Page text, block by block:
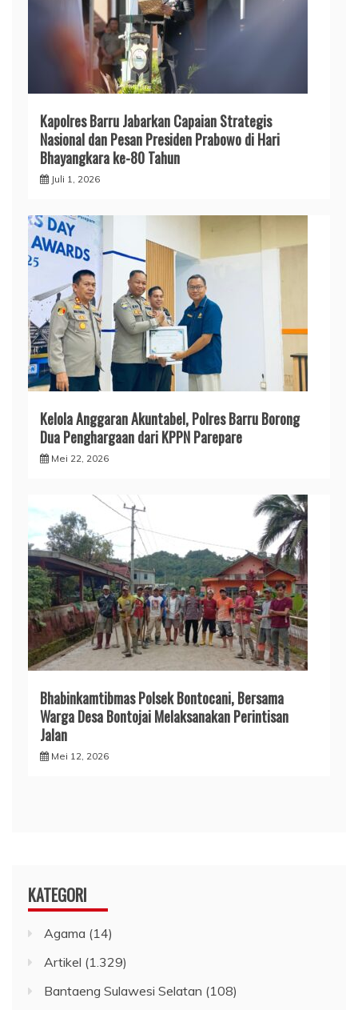
​Kapolres Barru Jabarkan Capaian Strategis
Nasional dan Pesan Presiden Prabowo di Hari
Bhayangkara ke-80 Tahun
Juli 1, 2026
​Kelola Anggaran Akuntabel, Polres Barru Borong
Dua Penghargaan dari KPPN Parepare
Mei 22, 2026
Bhabinkamtibmas Polsek Bontocani, Bersama
Warga Desa Bontojai Melaksanakan Perintisan
Jalan
Mei 12, 2026
KATEGORI
Agama (14)
Artikel (1.329)
Bantaeng Sulawesi Selatan (108)